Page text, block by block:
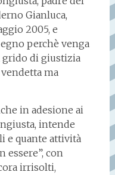
Gianluca,
2005, e
perchè venga
grido di giustizia
ma
in adesione ai
intende
e quante attività
essere”, con
irrisolti,